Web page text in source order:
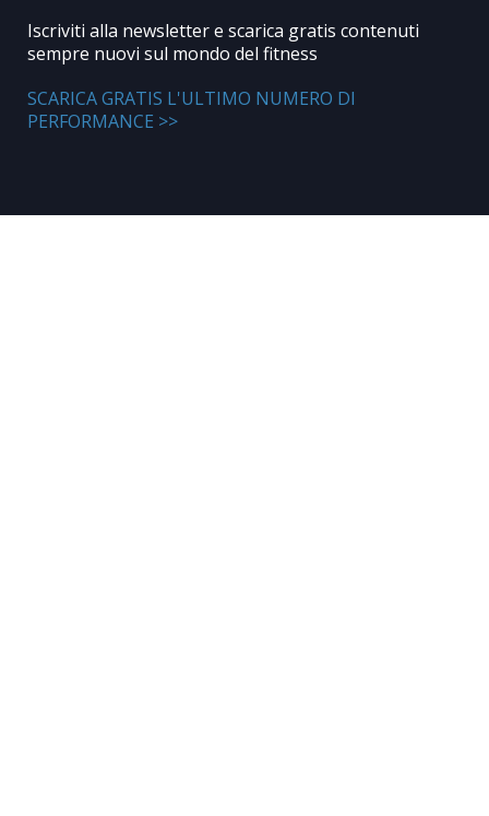
Iscriviti alla newsletter e scarica gratis contenuti
sempre nuovi sul mondo del fitness
SCARICA GRATIS L'ULTIMO NUMERO DI
PERFORMANCE >>